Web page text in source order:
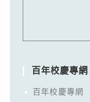
百年校慶專網
百年校慶專網